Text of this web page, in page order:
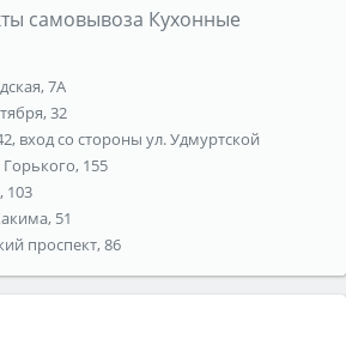
самовывоза Кухонные
7А
32
вход со стороны ул. Удмуртской
155
103
51
проспект, 86